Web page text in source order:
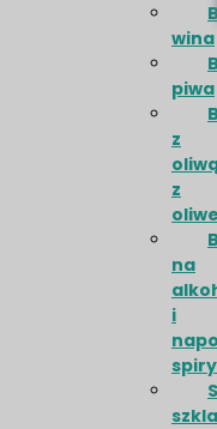
wina
piwa
z
z
na
i